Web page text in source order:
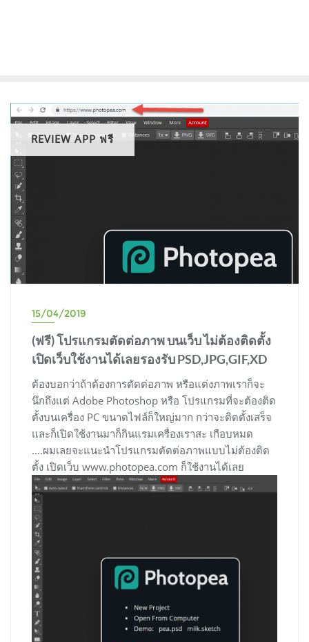
REVIEW APP ฟรี
15/04/2019
(ฟรี) โปรแกรมตัดต่อภาพ บนเว็บ ไม่ต้องติดตั้ง
เปิดเว็บใช้งานได้เลยรองรับ PSD,JPG,GIF,XD
ต้องบอกว่าถ้าต้องการตัดต่อภาพ หรือแต่งภาพเราก็จะ
นึกถึงแต่ Adobe Photoshop หรือ โปรแกรมที่จะต้องติด
ตั้งบนเครื่อง PC ขนาดไฟล์ก็ใหญ่มาก กว่าจะติดตั้งเสร็จ
และก็เปิดใช้งานมาก็กินแรมเครื่องเราสะ เกือบหมด
….ผมเลยจะแนะนำโปรแกรมตัดต่อภาพแบบไม่ต้องติด
ตั้ง เปิดเว็บ www.photopea.com ก็ใช้งานได้เลย